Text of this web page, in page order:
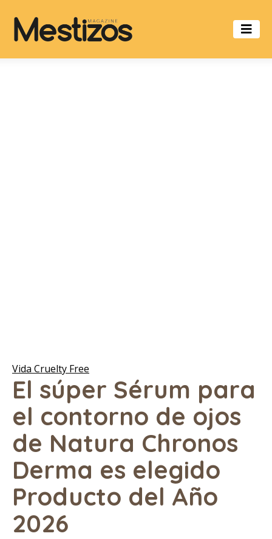
Vida Cruelty Free
El súper Sérum para
el contorno de ojos
de Natura Chronos
Derma es elegido
Producto del Año
2026